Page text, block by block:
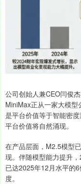
公司创始人兼CEO闫俊
MiniMax正从一家大模
是平台价值等于智能密
平台价值将自然涌现。
在产品层面，M2.5模型
现。伴随模型能力提升
已达2025年12月水平的
度。